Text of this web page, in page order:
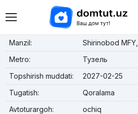
Manzil:
Shirinobod
Metro:
Тузель
Topshirish muddati:
2027-02-25
Tugatish:
Qoralama
Avtoturargoh:
ochiq